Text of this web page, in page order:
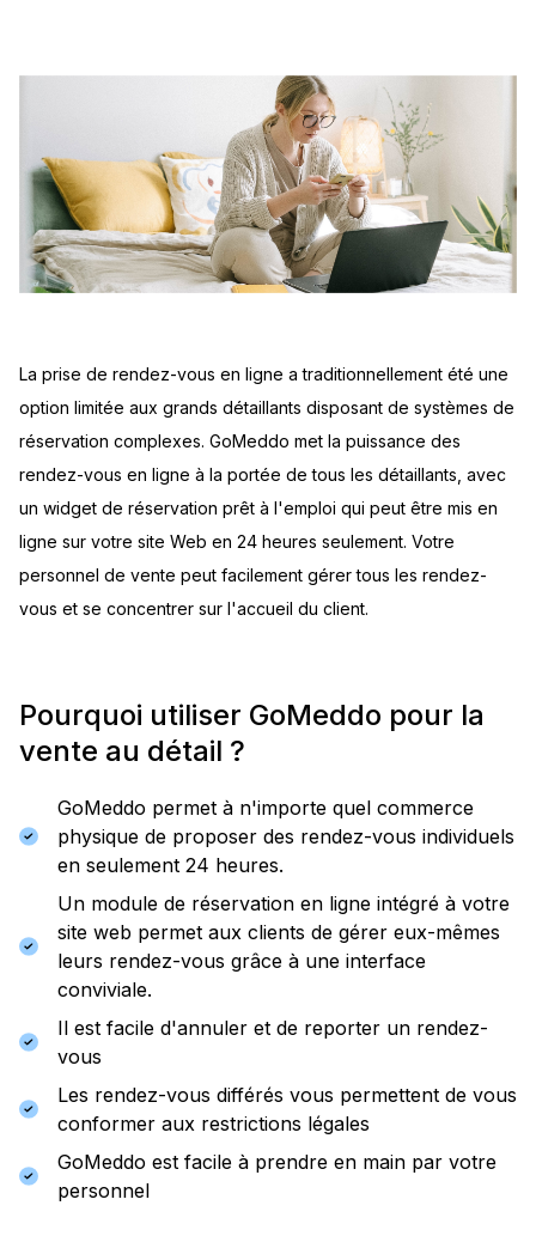
La prise de rendez-vous en ligne a traditionnellement été une
option limitée aux grands détaillants disposant de systèmes de
réservation complexes. GoMeddo met la puissance des
rendez-vous en ligne à la portée de tous les détaillants, avec
un widget de réservation prêt à l'emploi qui peut être mis en
ligne sur votre site Web en 24 heures seulement. Votre
personnel de vente peut facilement gérer tous les rendez-
vous et se concentrer sur l'accueil du client.
Pourquoi utiliser GoMeddo pour la
vente au détail ?
GoMeddo permet à n'importe quel commerce
physique de proposer des rendez-vous individuels
en seulement 24 heures.
Un module de réservation en ligne intégré à votre
site web permet aux clients de gérer eux-mêmes
leurs rendez-vous grâce à une interface
conviviale.
Il est facile d'annuler et de reporter un rendez-
vous
Les rendez-vous différés vous permettent de vous
conformer aux restrictions légales
GoMeddo est facile à prendre en main par votre
personnel